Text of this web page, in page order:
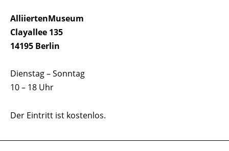
AlliiertenMuseum
Clayallee 135
14195 Berlin
Dienstag – Sonntag
10 – 18 Uhr
Der Eintritt ist kostenlos.